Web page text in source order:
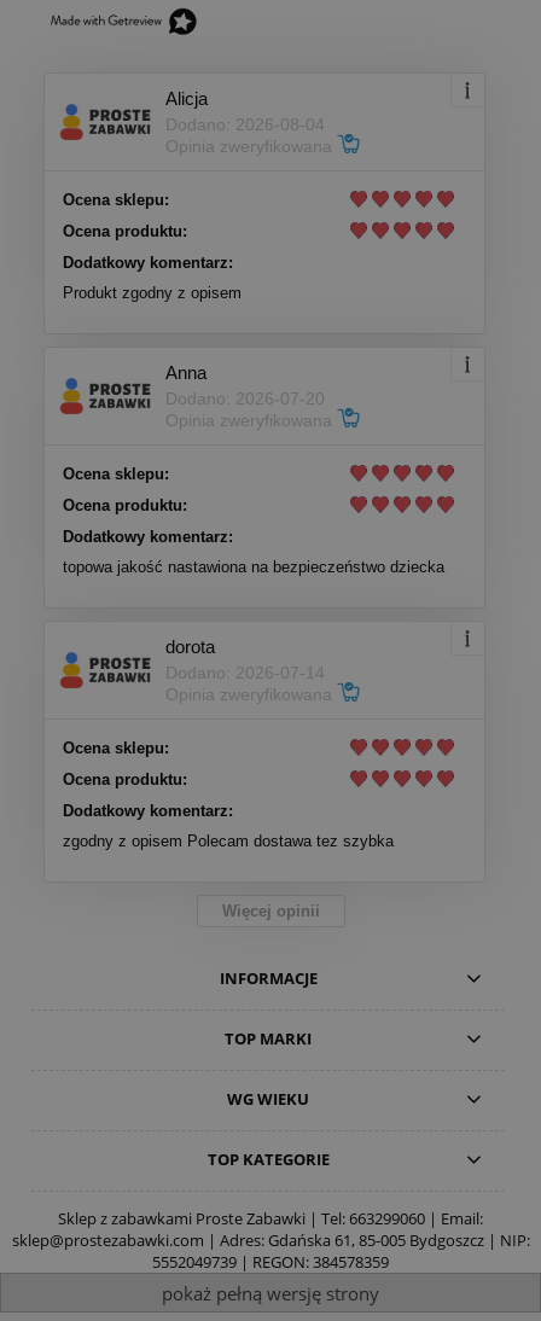
Alicja
Dodano: 2026-08-04
Opinia zweryfikowana
Ocena sklepu:
Ocena produktu:
Dodatkowy komentarz:
Produkt zgodny z opisem
Anna
Dodano: 2026-07-20
Opinia zweryfikowana
Ocena sklepu:
Ocena produktu:
Dodatkowy komentarz:
topowa jakość nastawiona na bezpieczeństwo dziecka
dorota
Dodano: 2026-07-14
Opinia zweryfikowana
Ocena sklepu:
Ocena produktu:
Dodatkowy komentarz:
zgodny z opisem Polecam dostawa tez szybka
Więcej opinii
INFORMACJE
TOP MARKI
WG WIEKU
TOP KATEGORIE
Sklep z zabawkami Proste Zabawki | Tel:663299060 | Email:
sklep@prostezabawki.com | Adres: Gdańska 61, 85-005 Bydgoszcz | NIP:
5552049739 | REGON: 384578359
pokaż pełną wersję strony